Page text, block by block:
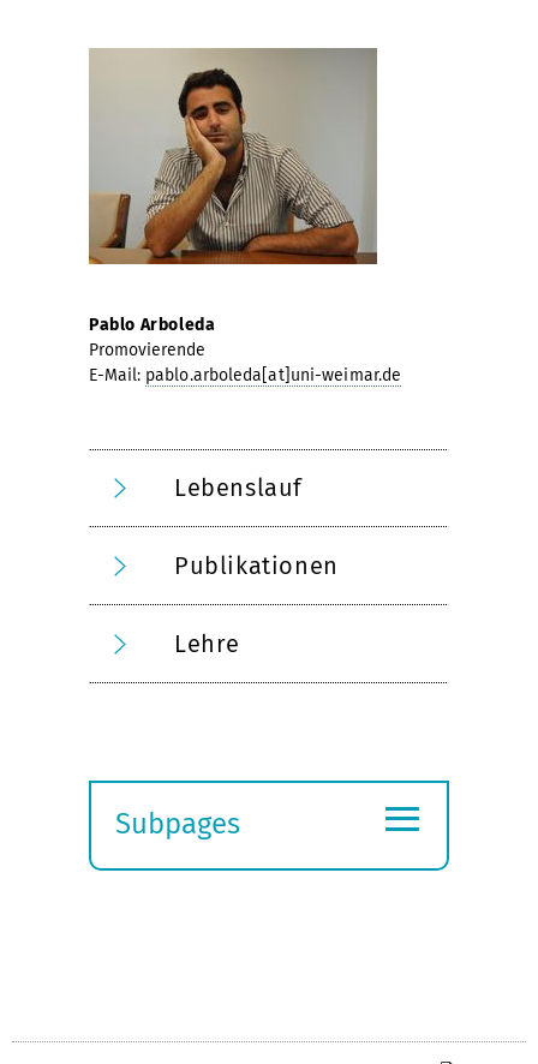
Pablo Arboleda
Promovierende
E-Mail: pablo.arboleda[at]uni-weimar.de
Lebenslauf
Publikationen
Lehre
Subpages
≡